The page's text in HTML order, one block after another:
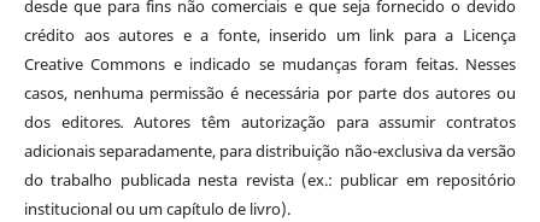
desde que para fins não comerciais e que seja fornecido o devido
crédito aos autores e a fonte, inserido um link para a Licença
Creative Commons e indicado se mudanças foram feitas. Nesses
casos, nenhuma permissão é necessária por parte dos autores ou
dos editores.Autores têm autorização para assumir contratos
adicionais separadamente, para distribuição não-exclusiva da versão
do trabalho publicada nesta revista (ex.: publicar em repositório
institucional ou um capítulo de livro).